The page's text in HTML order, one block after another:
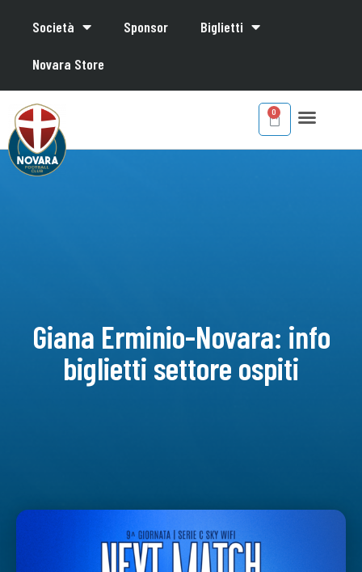
Società Sponsor Biglietti
Novara Store
Giana Erminio-Novara: info
biglietti settore ospiti